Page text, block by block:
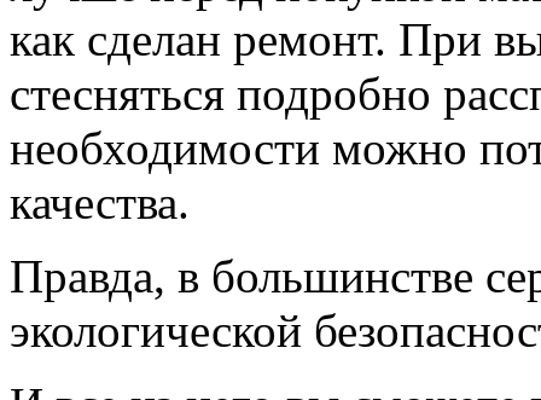
как сделан ремонт. При
стесняться подробно
необходимости можно
качества.
Правда, в большинстве
экологической